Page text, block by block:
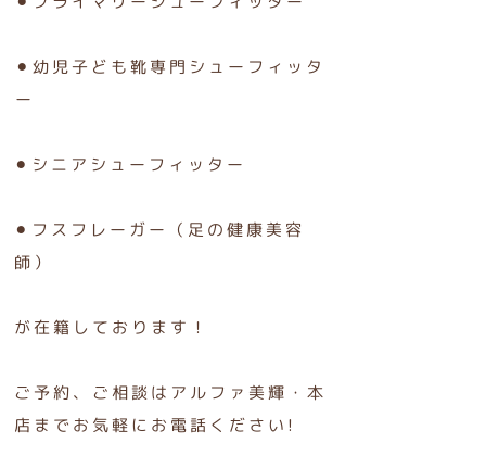
⚫︎幼児子ども靴専門シューフィッタ
ー
⚫︎シニアシューフィッター
⚫︎フスフレーガー（足の健康美容
師）
が在籍しております！
ご予約、ご相談はアルファ美輝・本
店までお気軽にお電話ください!